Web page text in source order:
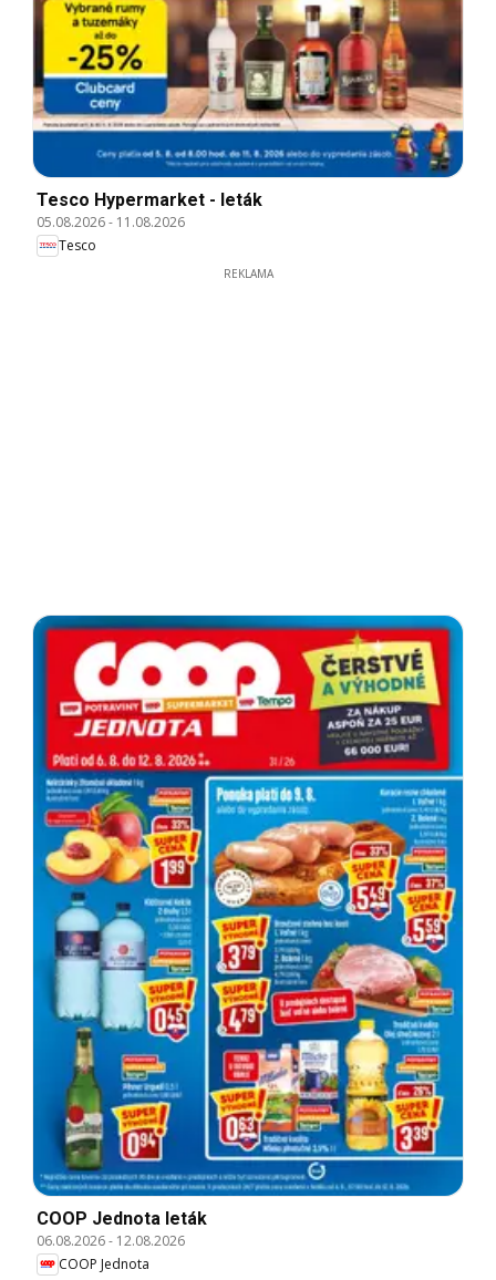
Tesco Hypermarket - leták
05.08.2026- 11.08.2026
Tesco
REKLAMA
COOP Jednota leták
06.08.2026- 12.08.2026
COOP Jednota